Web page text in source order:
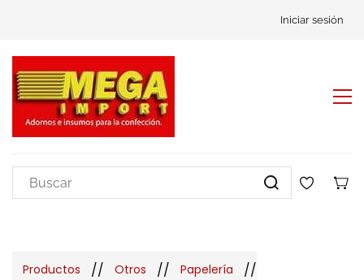
Iniciar sesión
Productos // Otros // Papelería //